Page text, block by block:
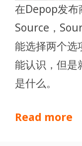
在Depop发布
Source，
能选择两个选
能认识，但是
是什么。
Read more